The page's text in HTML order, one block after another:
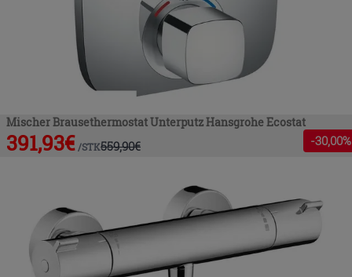
Mischer Brausethermostat Unterputz Hansgrohe Ecostat
391,93€ /STK559,90€ -30,00%